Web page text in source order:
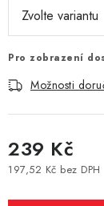
Vše o nákupu
Kontakty
Pro zobrazení
Možnosti
239 Kč
197,52 Kč bez DPH